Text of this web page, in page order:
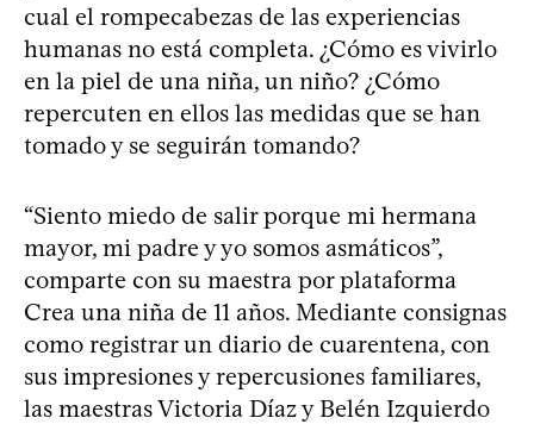
cual el rompecabezas de las experiencias
humanas no está completa. ¿Cómo es vivirlo
en la piel de una niña, un niño? ¿Cómo
repercuten en ellos las medidas que se han
tomado y se seguirán tomando?
“Siento miedo de salir porque mi hermana
mayor, mi padre y yo somos asmáticos”,
comparte con su maestra por plataforma
Crea una niña de 11 años. Mediante consignas
como registrar un diario de cuarentena, con
sus impresiones y repercusiones familiares,
las maestras Victoria Díaz y Belén Izquierdo